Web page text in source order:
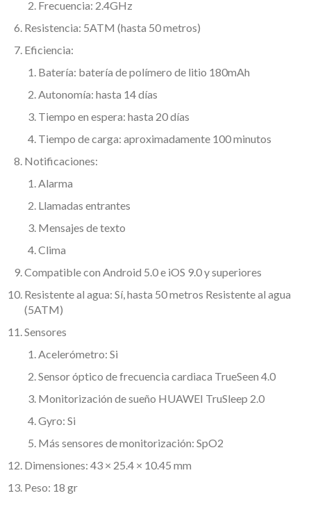
Frecuencia: 2.4GHz
Resistencia: 5ATM (hasta 50 metros)
Eficiencia:
Batería: batería de polímero de litio 180mAh
Autonomía: hasta 14 días
Tiempo en espera: hasta 20 días
Tiempo de carga: aproximadamente 100 minutos
Notificaciones:
Alarma
Llamadas entrantes
Mensajes de texto
Clima
Compatible con Android 5.0 e iOS 9.0 y superiores
Resistente al agua: Sí, hasta 50 metros Resistente al agua
(5ATM)
Sensores
Acelerómetro: Si
Sensor óptico de frecuencia cardiaca TrueSeen 4.0
Monitorización de sueño HUAWEI TruSleep 2.0
Gyro: Si
Más sensores de monitorización: SpO2
Dimensiones: 43 × 25.4 × 10.45 mm
Peso: 18 gr